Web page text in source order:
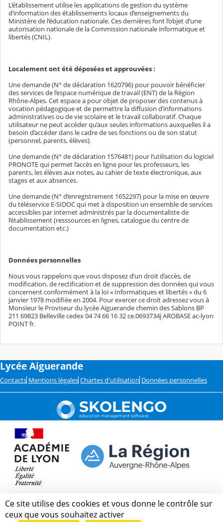
L’établissement utilise les applications de gestion du système
d’information des établissements locaux d’enseignements du
Ministère de l’éducation nationale. Ces dernières font l’objet d’une
autorisation nationale de la Commission nationale informatique et
libertés (CNIL).
Localement ont été déposées et approuvées :
Une demande (N° de déclaration 1620796) pour pouvoir bénéficier
des services de l’espace numérique de travail (ENT) de la Région
Rhône-Alpes. Cet espace a pour objet de proposer des contenus à
vocation pédagogique et de permettre la diffusion d’informations
administratives ou de vie scolaire et le travail collaboratif. Chaque
utilisateur ne peut accéder qu’aux seules informations auxquelles il a
besoin d’accéder dans le cadre de ses fonctions ou de son statut
(personnel, parents, élèves).
Une demande (N° de déclaration 1576481) pour l’utilisation du logiciel
PRONOTE qui permet l’accès en ligne pour les professeurs, les
parents, les élèves aux notes, au cahier de texte électronique, aux
stages et aux absences.
Une demande (N° d’enregistrement 1652297) pour la mise en œuvre
du téléservice E-SIDOC qui met à disposition un ensemble de services
accessibles par internet administrés par la documentaliste de
l’établissement (resssources en lignes, catalogue du centre de
documentation etc.)
Données personnelles
Nous vous rappelons que vous disposez d’un droit d’accès, de
modification, de rectification et de suppression des données qui vous
concernent conformément à la loi « Informatiques et libertés » du 6
janvier 1978 modifiée en 2004. Pour exercer ce droit adressez vous à
Monsieur le Proviseur du lycée Aiguerande chemin des Sablons BP
211 69823 Belleville cedex 04 74 66 16 32 ce.0693734j AROBASE ac-lyon
POINT fr.
Lycée Aiguerande
Contacts Mentions légales Chartes d'utilisation Données personnelles
Ce site utilise des cookies et vous donne le contrôle sur
ceux que vous souhaitez activer